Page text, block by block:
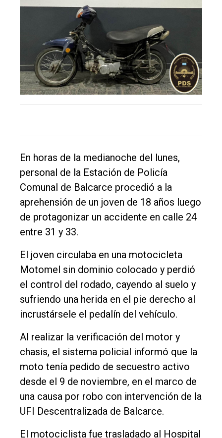
Tendencia
General
Política
Deportes
Fúnebres
Edición
Empresa
Nosotros
Contacto
En horas de la medianoche del lunes,
personal de la Estación de Policía
Comunal de Balcarce procedió a la
aprehensión de un joven de 18 años luego
de protagonizar un accidente en calle 24
entre 31 y 33.
El joven circulaba en una motocicleta
Motomel sin dominio colocado y perdió
el control del rodado, cayendo al suelo y
sufriendo una herida en el pie derecho al
incrustársele el pedalín del vehículo.
Al realizar la verificación del motor y
chasis, el sistema policial informó que la
moto tenía pedido de secuestro activo
desde el 9 de noviembre, en el marco de
una causa por robo con intervención de la
UFI Descentralizada de Balcarce.
El motociclista fue trasladado al Hospital